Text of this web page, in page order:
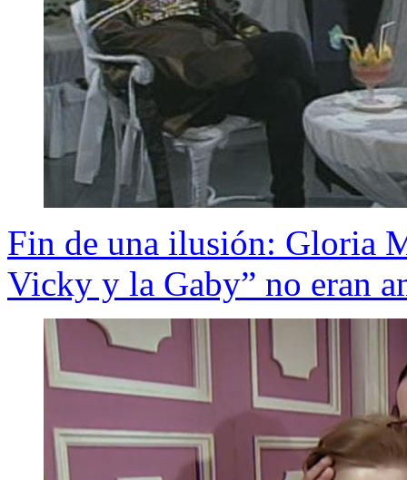
Fin de una ilusión: Gloria
Vicky y la Gaby” no eran